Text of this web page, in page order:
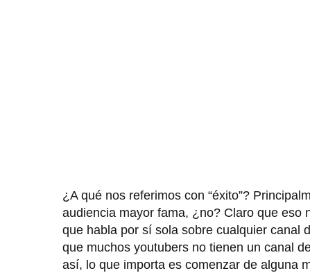
¿A qué nos referimos con “éxito”?
audiencia mayor fama, ¿no? Claro que eso
que habla por sí sola sobre cualquier canal
que muchos youtubers no tienen un canal
así, lo que importa es comenzar de alguna